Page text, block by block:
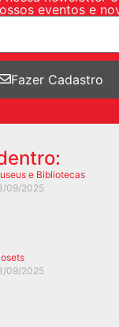
eventos e
Fazer Cadastro
e Bibliotecas
09/2025
09/2025